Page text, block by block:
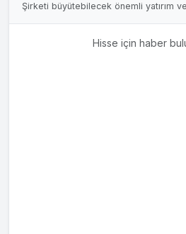
Şirketi büyütebilecek önemli yatırım
Hisse için haber